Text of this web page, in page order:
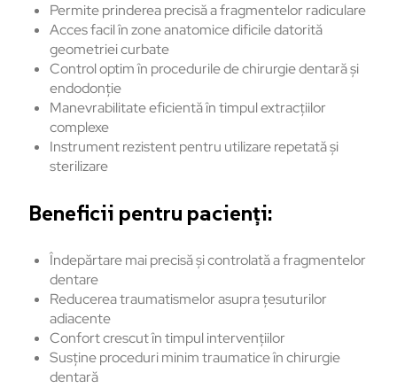
Permite prinderea precisă a fragmentelor radiculare
Acces facil în zone anatomice dificile datorită
geometriei curbate
Control optim în procedurile de chirurgie dentară și
endodonție
Manevrabilitate eficientă în timpul extracțiilor
complexe
Instrument rezistent pentru utilizare repetată și
sterilizare
Beneficii pentru pacienți:
Îndepărtare mai precisă și controlată a fragmentelor
dentare
Reducerea traumatismelor asupra țesuturilor
adiacente
Confort crescut în timpul intervențiilor
Susține proceduri minim traumatice în chirurgie
dentară